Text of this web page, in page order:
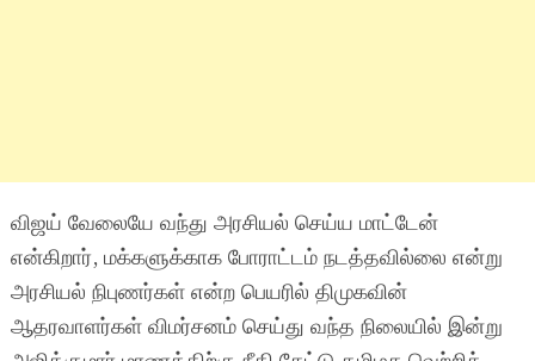
விஜய் வேலையே வந்து அரசியல் செய்ய மாட்டேன்
என்கிறார், மக்களுக்காக போராட்டம் நடத்தவில்லை என்று
அரசியல் நிபுணர்கள் என்ற பெயரில் திமுகவின்
ஆதரவாளர்கள் விமர்சனம் செய்து வந்த நிலையில் இன்று